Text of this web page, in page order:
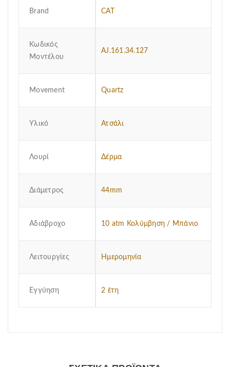
Brand CAT
Κωδικός
Μοντέλου
AJ.161.34.127
Μovement Quartz
Υλικό Ατσάλι
Λουρί Δέρμα
Διάμετρος 44mm
Αδιάβροχο 10 atm Κολύμβηση / Μπάνιο
Λειτουργίες Ημερομηνία
Εγγύηση 2 έτη